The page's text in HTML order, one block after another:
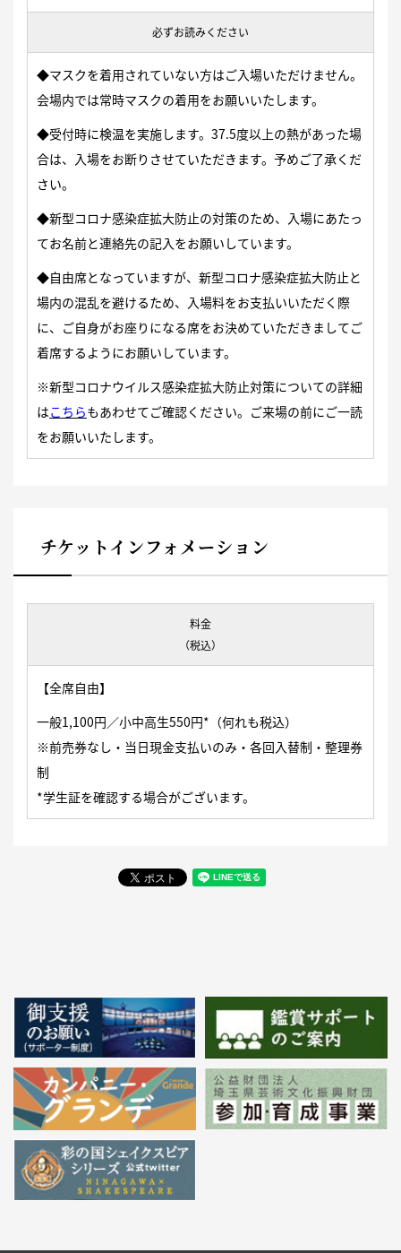
必ずお読みください
◆マスクを着用されていない方はご入場いただけません。
会場内では常時マスクの着用をお願いいたします。
◆受付時に検温を実施します。37.5度以上の熱があった場
合は、入場をお断りさせていただきます。予めご了承くだ
さい。
◆新型コロナ感染症拡大防止の対策のため、入場にあたっ
てお名前と連絡先の記入をお願いしています。
◆自由席となっていますが、新型コロナ感染症拡大防止と
場内の混乱を避けるため、入場料をお支払いいただく際
に、ご自身がお座りになる席をお決めていただきましてご
着席するようにお願いしています。
※新型コロナウイルス感染症拡大防止対策についての詳細
はこちらもあわせてご確認ください。ご来場の前にご一読
をお願いいたします。
チケットインフォメーション
料金
（税込）
【全席自由】
一般1,100円／小中高生550円*（何れも税込）
※前売券なし・当日現金支払いのみ・各回入替制・整理券
制
*学生証を確認する場合がございます。